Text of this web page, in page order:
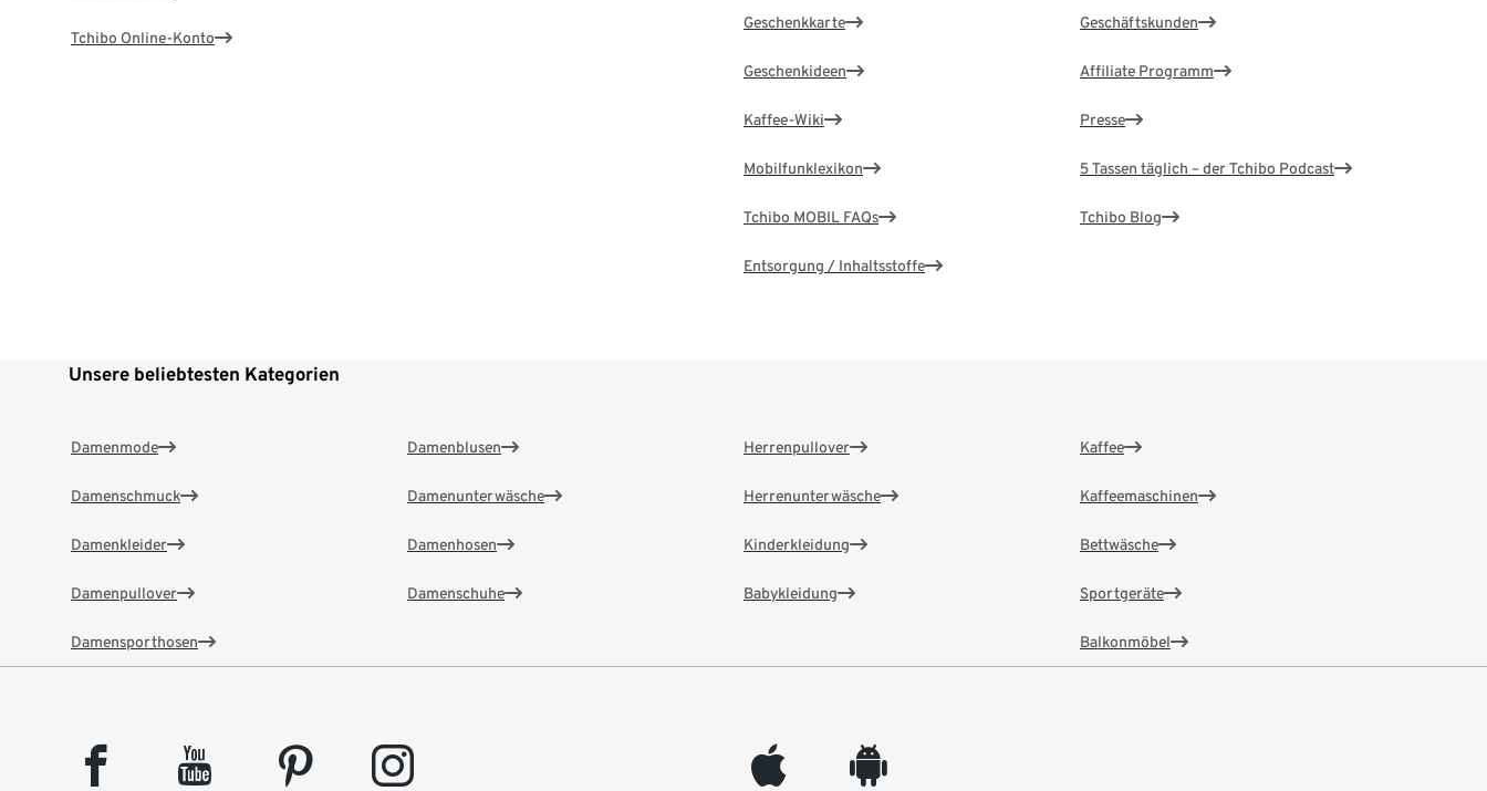
Tchibo Online-Konto
Geschenkkarte
Geschenkideen
Kaffee-Wiki
Mobilfunklexikon
Tchibo MOBIL FAQs
Entsorgung / Inhaltsstoffe
Geschäftskunden
Affiliate Programm
Presse
5 Tassen täglich – der Tchibo Podcast
Tchibo Blog
Unsere beliebtesten Kategorien
Damenmode
Damenschmuck
Damenkleider
Damenpullover
Damensporthosen
Damenblusen
Damenunterwäsche
Damenhosen
Damenschuhe
Herrenpullover
Herrenunterwäsche
Kinderkleidung
Babykleidung
Kaffee
Kaffeemaschinen
Bettwäsche
Sportgeräte
Balkonmöbel
facebook youtube pinterest instagram appleinc android